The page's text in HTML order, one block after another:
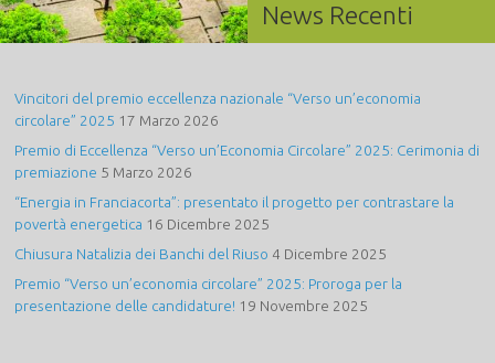
News Recenti
Vincitori del premio eccellenza nazionale “Verso un’economia
circolare” 2025 17 Marzo 2026
Premio di Eccellenza “Verso un’Economia Circolare” 2025: Cerimonia di
premiazione 5 Marzo 2026
“Energia in Franciacorta”: presentato il progetto per contrastare la
povertà energetica 16 Dicembre 2025
Chiusura Natalizia dei Banchi del Riuso 4 Dicembre 2025
Premio “Verso un’economia circolare” 2025: Proroga per la
presentazione delle candidature! 19 Novembre 2025